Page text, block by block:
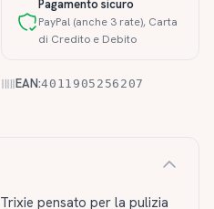
Pagamento sicuro
PayPal (anche 3 rate), Carta
di Credito e Debito
EAN:4011905256207
Trixie pensato per la pulizia